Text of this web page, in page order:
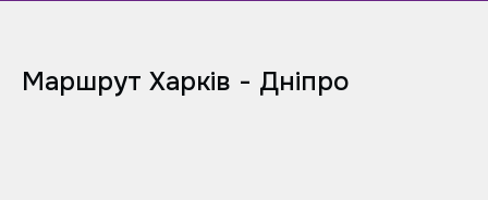
Маршрут Харків - Дніпро